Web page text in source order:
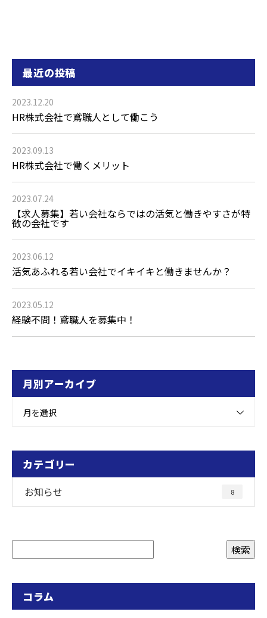
最近の投稿
2023.12.20
HR株式会社で鳶職人として働こう
2023.09.13
HR株式会社で働くメリット
2023.07.24
【求人募集】若い会社ならではの活気と働きやすさが特
徴の会社です
2023.06.12
活気あふれる若い会社でイキイキと働きませんか？
2023.05.12
経験不問！鳶職人を募集中！
月別アーカイブ
月を選択
カテゴリー
お知らせ 8
コラム